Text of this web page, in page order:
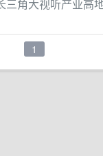
三角大视听产业高
1